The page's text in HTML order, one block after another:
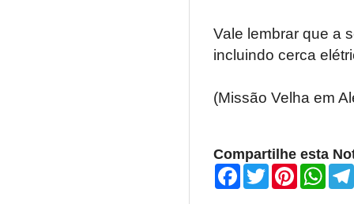
Vale lembrar que a
incluindo cerca
(Missão Velha em
Compartilhe esta
F
T
w
P
W